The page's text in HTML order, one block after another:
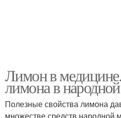
Лимон в
лимона в
Полезные свойства лимона